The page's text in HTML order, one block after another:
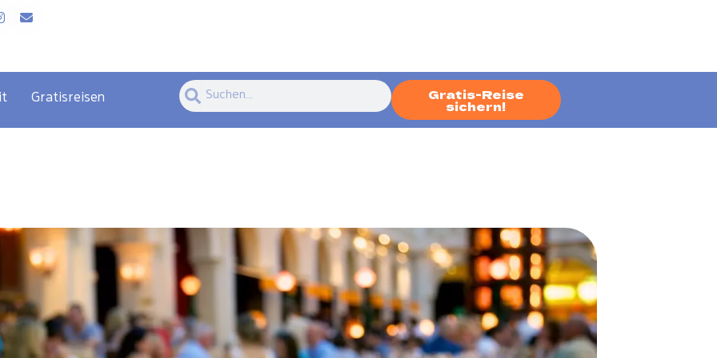
Gratisreisen
SucheSuche Gratis-Reise
sichern!